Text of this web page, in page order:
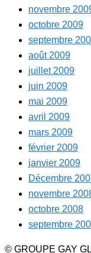
novembre
octobre 2009
septembre
août 2009
juillet 2009
juin 2009
mai 2009
avril 2009
mars 2009
février 2009
janvier 2009
Décembre
novembre
octobre 2008
septembre
© GROUPE GAY